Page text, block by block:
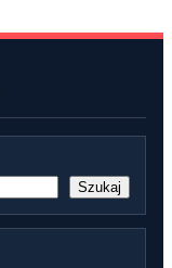
Szukaj